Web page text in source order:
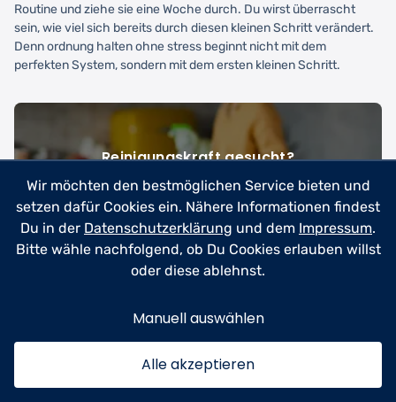
Routine und ziehe sie eine Woche durch. Du wirst überrascht
sein, wie viel sich bereits durch diesen kleinen Schritt verändert.
Denn ordnung halten ohne stress beginnt nicht mit dem
perfekten System, sondern mit dem ersten kleinen Schritt.
Reinigungskraft gesucht?
Finde zuverlässige Reinigungskräfte für dein Zuhause
oder Büro. Kostenlos Angebote in deiner Nähe
vergleichen.
Wir möchten den bestmöglichen Service bieten und
setzen dafür Cookies ein. Nähere Informationen findest
Du in der Datenschutzerklärung und dem Impressum.
Bitte wähle nachfolgend, ob Du Cookies erlauben willst
oder diese ablehnst.
Manuell auswählen
Alle akzeptieren